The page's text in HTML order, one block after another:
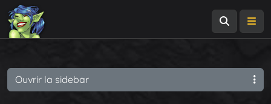
Ouvrir la sidebar